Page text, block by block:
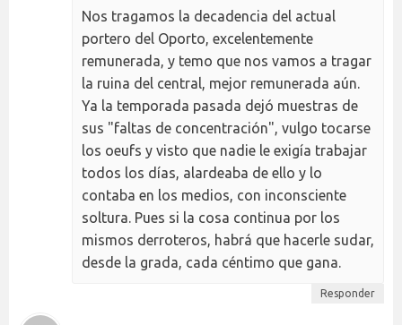
Nos tragamos la decadencia del actual
portero del Oporto, excelentemente
remunerada, y temo que nos vamos a tragar
la ruina del central, mejor remunerada aún.
Ya la temporada pasada dejó muestras de
sus "faltas de concentración", vulgo tocarse
los oeufs y visto que nadie le exigía trabajar
todos los días, alardeaba de ello y lo
contaba en los medios, con inconsciente
soltura. Pues si la cosa continua por los
mismos derroteros, habrá que hacerle sudar,
desde la grada, cada céntimo que gana.
Responder